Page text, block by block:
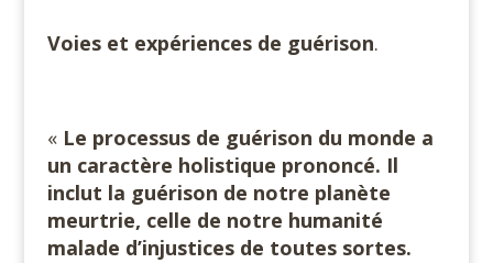
Voies et expériences de guérison.
« Le processus de guérison du monde a
un caractère holistique prononcé. Il
inclut la guérison de notre planète
meurtrie, celle de notre humanité
malade d’injustices de toutes sortes.